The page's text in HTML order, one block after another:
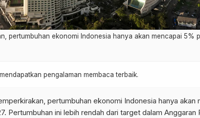
pertumbuhan ekonomi Indonesia hanya akan mencapai 5%
pengalaman membaca terbaik.
pertumbuhan ekonomi Indonesia hanya akan
Pertumbuhan ini lebih rendah dari target dalam Anggaran